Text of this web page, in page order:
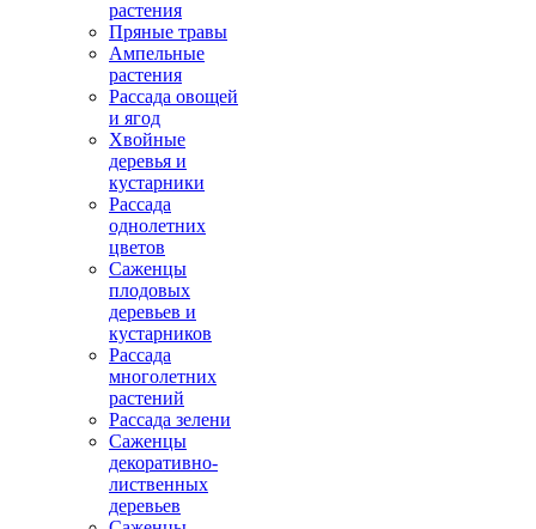
растения
Пряные травы
Ампельные
растения
Рассада овощей
и ягод
Хвойные
деревья и
кустарники
Рассада
однолетних
цветов
Саженцы
плодовых
деревьев и
кустарников
Рассада
многолетних
растений
Рассада зелени
Саженцы
декоративно-
лиственных
деревьев